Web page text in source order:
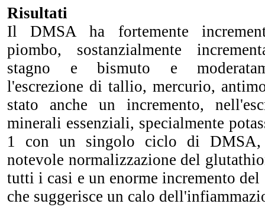
Risultati
Il DMSA ha fortemente
piombo, sostanzialmente
stagno e bismuto e
l'escrezione di tallio, mercurio,
stato anche un incremento,
minerali essenziali, specialmente
1 con un singolo ciclo di DMSA,
notevole normalizzazione del
tutti i casi e un enorme incremento
che suggerisce un calo